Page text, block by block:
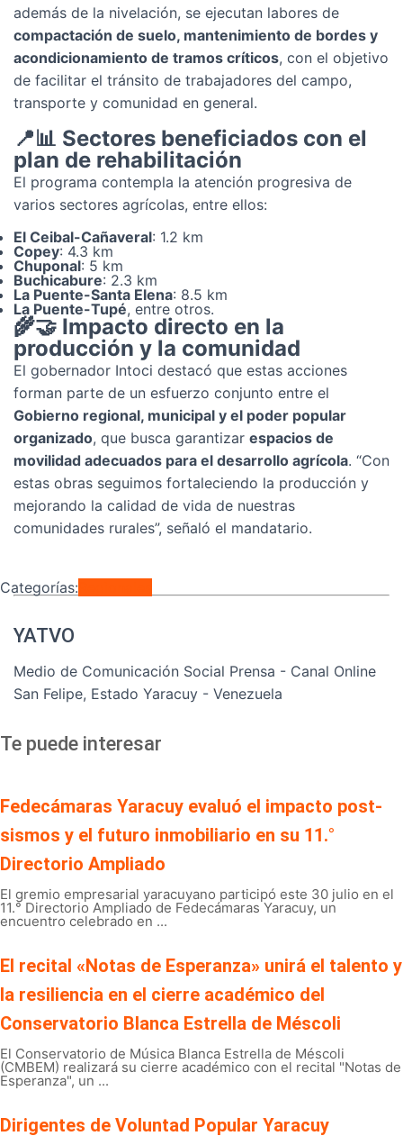
además de la nivelación, se ejecutan labores de
compactación de suelo, mantenimiento de bordes y
acondicionamiento de tramos críticos, con el objetivo
de facilitar el tránsito de trabajadores del campo,
transporte y comunidad en general.
📍📊 Sectores beneficiados con el
plan de rehabilitación
El programa contempla la atención progresiva de
varios sectores agrícolas, entre ellos:
El Ceibal-Cañaveral: 1.2 km
Copey: 4.3 km
Chuponal: 5 km
Buchicabure: 2.3 km
La Puente-Santa Elena: 8.5 km
La Puente-Tupé, entre otros.
🌾🤝 Impacto directo en la
producción y la comunidad
El gobernador Intoci destacó que estas acciones
forman parte de un esfuerzo conjunto entre el
Gobierno regional, municipal y el poder popular
organizado, que busca garantizar espacios de
movilidad adecuados para el desarrollo agrícola. “Con
estas obras seguimos fortaleciendo la producción y
mejorando la calidad de vida de nuestras
comunidades rurales”, señaló el mandatario.
Categorías:
YATVO
Medio de Comunicación Social Prensa - Canal Online
San Felipe, Estado Yaracuy - Venezuela
Te puede interesar
Fedecámaras Yaracuy evaluó el impacto post-
sismos y el futuro inmobiliario en su 11.°
Directorio Ampliado
El gremio empresarial yaracuyano participó este 30 julio en el
11.° Directorio Ampliado de Fedecámaras Yaracuy, un
encuentro celebrado en ...
El recital «Notas de Esperanza» unirá el talento y
la resiliencia en el cierre académico del
Conservatorio Blanca Estrella de Méscoli
El Conservatorio de Música Blanca Estrella de Méscoli
(CMBEM) realizará su cierre académico con el recital "Notas de
Esperanza", un ...
Dirigentes de Voluntad Popular Yaracuy